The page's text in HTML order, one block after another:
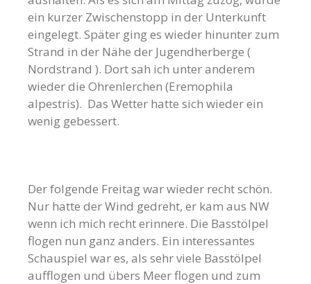
ein kurzer Zwischenstopp in der Unterkunft
eingelegt. Später ging es wieder hinunter zum
Strand in der Nähe der Jugendherberge (
Nordstrand ). Dort sah ich unter anderem
wieder die Ohrenlerchen (Eremophila
alpestris). Das Wetter hatte sich wieder ein
wenig gebessert.
Der folgende Freitag war wieder recht schön.
Nur hatte der Wind gedreht, er kam aus NW
wenn ich mich recht erinnere. Die Basstölpel
flogen nun ganz anders. Ein interessantes
Schauspiel war es, als sehr viele Basstölpel
aufflogen und übers Meer flogen und zum